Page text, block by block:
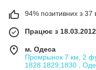
94% позитивних з 37
Працює з 18.03.2012
м. Одеса
Промрынок 7 км, 2
1828.1829,1830 ,